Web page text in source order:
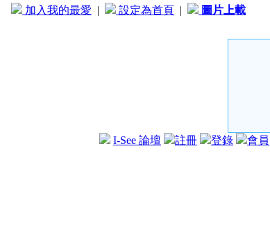
加入我的最愛 | 設定為首頁 | 圖片上載
I-See 論壇 註冊 登錄 會員